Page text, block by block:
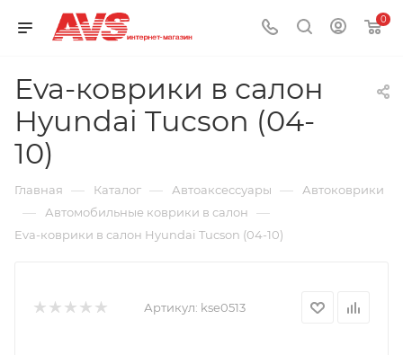
0
Eva-коврики в салон
Hyundai Tucson (04-
10)
Главная — Каталог — Автоаксессуары — Автоковрики
— Автомобильные коврики в салон —
Eva-коврики в салон Hyundai Tucson (04-10)
Артикул: kse0513